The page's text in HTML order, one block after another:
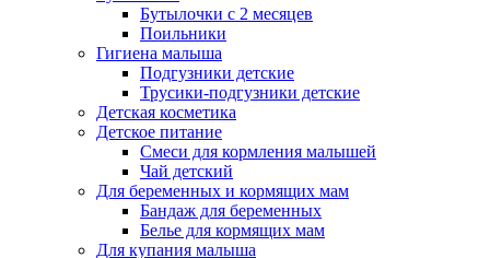
Бутылочки с 2 месяцев
Поильники
Гигиена малыша
Подгузники детские
Трусики-подгузники детские
Детская косметика
Детское питание
Смеси для кормления малышей
Чай детский
Для беременных и кормящих мам
Бандаж для беременных
Белье для кормящих мам
Для купания малыша